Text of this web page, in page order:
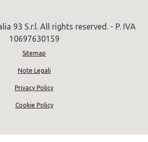
93 S.r.l. All rights reserved. - P. IVA
10697630159
Sitemap
Note Legali
Privacy Policy
Cookie Policy